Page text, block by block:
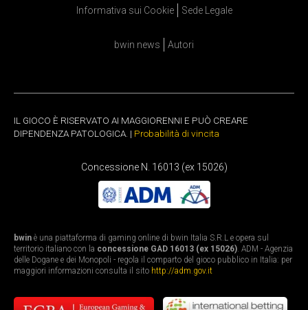
Informativa sui Cookie
Sede Legale
bwin news Autori
IL GIOCO È RISERVATO AI MAGGIORENNI E PUÒ CREARE
DIPENDENZA PATOLOGICA. | Probabilità di vincita
Concessione N. 16013 (ex 15026)
bwin è una piattaforma di gaming online di bwin Italia S.R.L e opera sul
territorio italiano con la concessione GAD 16013 (ex 15026). ADM - Agenzia
delle Dogane e dei Monopoli - regola il comparto del gioco pubblico in Italia: per
maggiori informazioni consulta il sito http://adm.gov.it